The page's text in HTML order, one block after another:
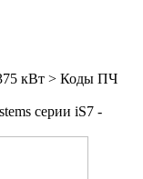
кВт > Коды ПЧ
серии iS7 -